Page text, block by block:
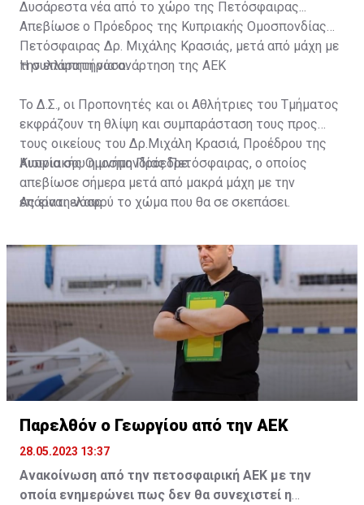
Δυσάρεστα νέα από το χώρο της Πετόσφαιρας...
Απεβίωσε ο Πρόεδρος της Κυπριακής Ομοσπονδίας
Πετόσφαιρας Δρ. Μιχάλης Κρασιάς, μετά από μάχη με
την επάρατη νόσο.
Η συλλυπητήρια ανάρτηση της ΑΕΚ
Το Δ.Σ., οι Προπονητές και οι Αθλήτριες του Τμήματος
εκφράζουν τη θλίψη και συμπαράσταση τους προς
τους οικείους του Δρ.Μιχάλη Κρασιά, Προέδρου της
Κυπριακής Ομοσπονδίας Πετόσφαιρας, ο οποίος
απεβίωσε σήμερα μετά από μακρά μάχη με την
επάρατη νόσο.
Αιωνία σου η μνήμη Πρόεδρε.
Ας είναι ελαφρύ το χώμα που θα σε σκεπάσει.
Παρελθόν ο Γεωργίου από την ΑΕΚ
28.05.2023 13:37
Ανακοίνωση από την πετοσφαιρική ΑΕΚ με την
οποία ενημερώνει πως δεν θα συνεχιστεί η